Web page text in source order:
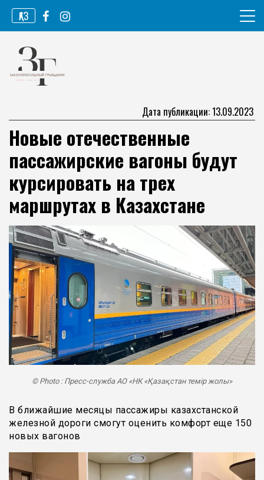
Перейти
содержимому
ҚАЗ
Законопослушный гражданин
Дата публикации: 13.09.2023
Новые отечественные
пассажирские вагоны будут
курсировать на трех
маршрутах в Казахстане
© Photo : Пресс-служба АО «НК «Қазақстан темір жолы»
В ближайшие месяцы пассажиры казахстанской
железной дороги смогут оценить комфорт еще 150
новых вагонов